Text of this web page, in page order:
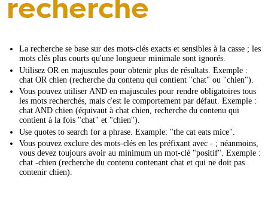
recherche
La recherche se base sur des mots-clés exacts et sensibles à la casse ; les
mots clés plus courts qu'une longueur minimale sont ignorés.
Utilisez OR en majuscules pour obtenir plus de résultats. Exemple :
chat OR chien (recherche du contenu qui contient "chat" ou "chien").
Vous pouvez utiliser AND en majuscules pour rendre obligatoires tous
les mots recherchés, mais c'est le comportement par défaut. Exemple :
chat AND chien (équivaut à chat chien, recherche du contenu qui
contient à la fois "chat" et "chien").
Use quotes to search for a phrase. Example: "the cat eats mice".
Vous pouvez exclure des mots-clés en les préfixant avec - ; néanmoins,
vous devez toujours avoir au minimum un mot-clé "positif". Exemple :
chat -chien (recherche du contenu contenant chat et qui ne doit pas
contenir chien).